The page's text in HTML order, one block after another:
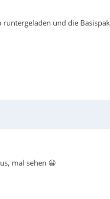
und die
mal sehen 😀